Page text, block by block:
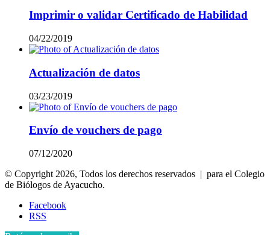
Imprimir o validar Certificado de Habilidad
04/22/2019
Actualización de datos
03/23/2019
Envío de vouchers de pago
07/12/2020
© Copyright 2026, Todos los derechos reservados | para el Colegio
de Biólogos de Ayacucho.
Facebook
RSS